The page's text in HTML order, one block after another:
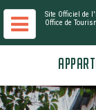
Site Officiel de
Office de